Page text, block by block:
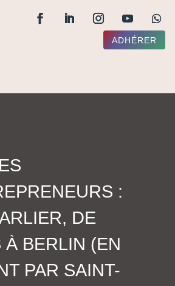
ADHÉRER
:
DE
À BERLIN (EN
PAR SAINT-